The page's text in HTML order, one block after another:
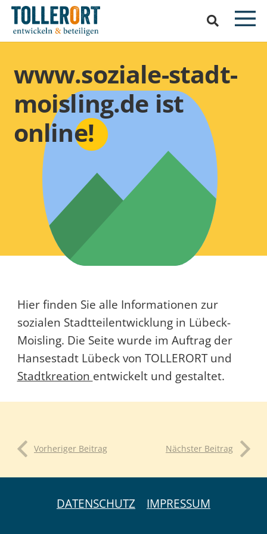
www.soziale-stadt-
moisling.de ist
online!
Hier finden Sie alle Informationen zur
sozialen Stadtteilentwicklung in Lübeck-
Moisling. Die Seite wurde im Auftrag der
Hansestadt Lübeck von TOLLERORT und
Stadtkreation entwickelt und gestaltet.
Vorheriger Beitrag Nächster Beitrag
DATENSCHUTZ IMPRESSUM